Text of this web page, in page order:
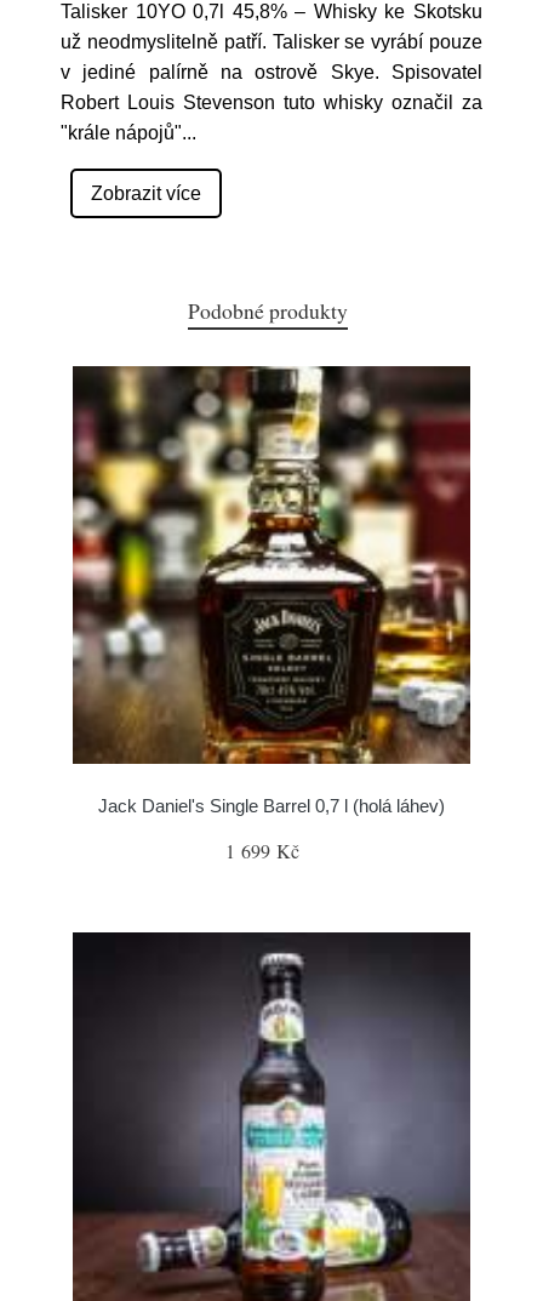
Talisker 10YO 0,7l 45,8% – Whisky ke Skotsku
už neodmyslitelně patří. Talisker se vyrábí pouze
v jediné palírně na ostrově Skye. Spisovatel
Robert Louis Stevenson tuto whisky označil za
"krále nápojů"...
Zobrazit více
Podobné produkty
Jack Daniel's Single Barrel 0,7 l (holá láhev)
1 699 Kč